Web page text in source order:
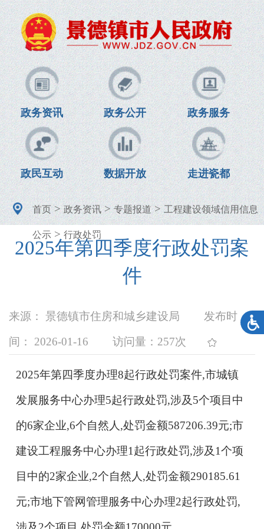
政务资讯 政务公开 政务服务
政民互动 数据开放 走进瓷都
首页>政务资讯>专题报道>工程建设领域信用信息
公示> 行政处罚
2025年第四季度行政处罚案
件
来源： 景德镇市住房和城乡建设局 发布时
间： 2026-01-16 访问量： 257次
2025年第四季度办理8起行政处罚案件,市城镇
发展服务中心办理5起行政处罚,涉及5个项目中
的6家企业,6个自然人,处罚金额587206.39元;市
建设工程服务中心办理1起行政处罚,涉及1个项
目中的2家企业,2个自然人,处罚金额290185.61
元;市地下管网管理服务中心办理2起行政处罚,